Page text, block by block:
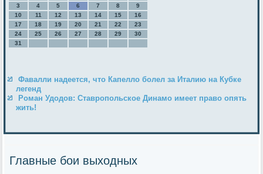
3
4 5 6 7 8
9
10
11 12 13 14 15
16
17
18 19 20 21 22
23
24
25 26 27 28 29
30
31
Фавалли надеется, что Капелло болел за Италию на Кубке
легенд
Роман Удодов: Ставропольское Динамо имеет право опять
жить!
Главные бои выходных